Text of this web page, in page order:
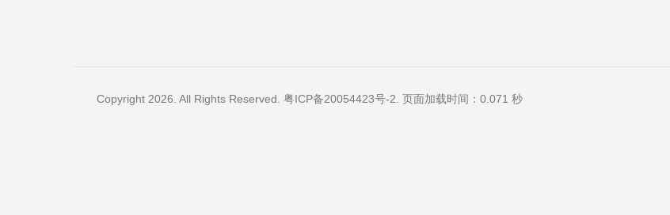
Copyright 2026. All Rights Reserved. 粤ICP备20054423号-2 . 页面加载时间：0.071 秒